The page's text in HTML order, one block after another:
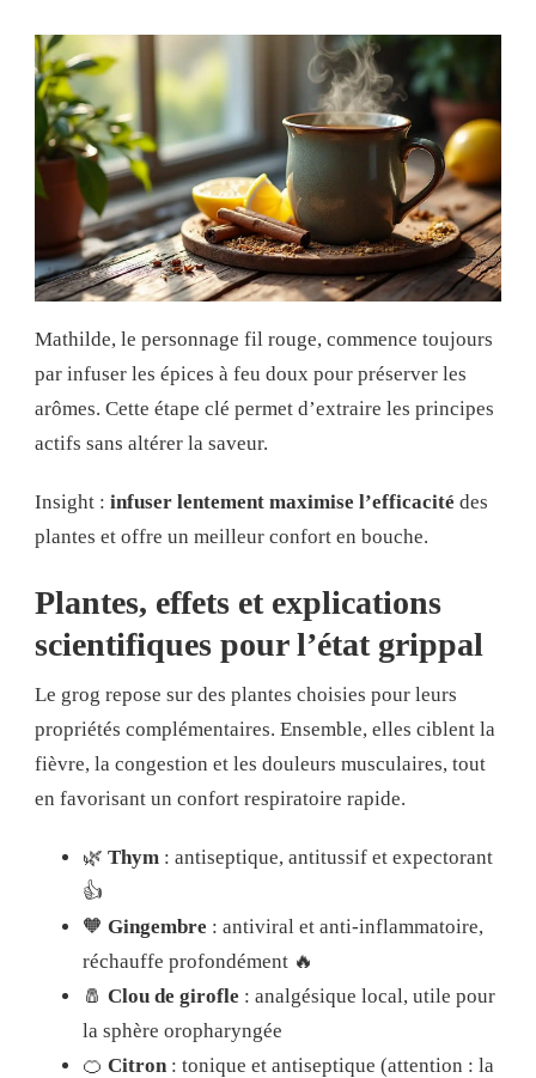
Mathilde, le personnage fil rouge, commence toujours
par infuser les épices à feu doux pour préserver les
arômes. Cette étape clé permet d’extraire les principes
actifs sans altérer la saveur.
Insight : infuser lentement maximise l’efficacité des
plantes et offre un meilleur confort en bouche.
Plantes, effets et explications
scientifiques pour l’état grippal
Le grog repose sur des plantes choisies pour leurs
propriétés complémentaires. Ensemble, elles ciblent la
fièvre, la congestion et les douleurs musculaires, tout
en favorisant un confort respiratoire rapide.
🌿 Thym : antiseptique, antitussif et expectorant
👍
🧡 Gingembre : antiviral et anti-inflammatoire,
réchauffe profondément 🔥
🧂 Clou de girofle : analgésique local, utile pour
la sphère oropharyngée
🍊 Citron: tonique et antiseptique (attention : la